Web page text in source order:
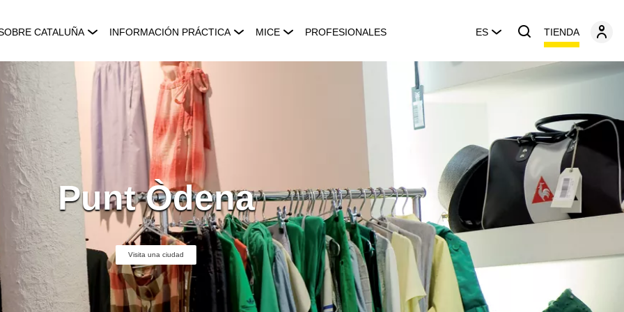
CATALUÑA INFORMACIÓN PRÁCTICA MICE PROFESIONALES ES TIENDA
Punt Òdena
Visita una ciudad